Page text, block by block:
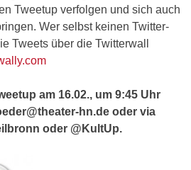
Tweetup verfolgen und sich auch
Wer selbst keinen Twitter-
Tweets über die Twitterwall
am 16.02., um 9:45 Uhr
hn.de oder via
oder @KultUp.